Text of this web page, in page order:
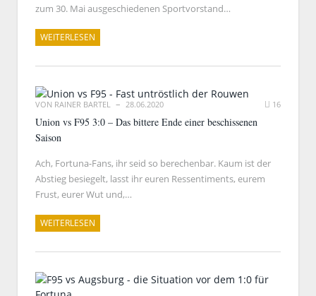
zum 30. Mai ausgeschiedenen Sportvorstand…
WEITERLESEN
VON RAINER BARTEL 28.06.2020 16
Union vs F95 3:0 – Das bittere Ende einer beschissenen
Saison
Ach, Fortuna-Fans, ihr seid so berechenbar. Kaum ist der
Abstieg besiegelt, lasst ihr euren Ressentiments, eurem
Frust, eurer Wut und,…
WEITERLESEN